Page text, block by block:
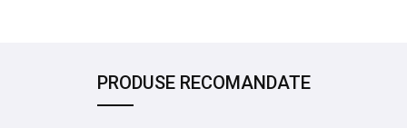
PRODUSE RECOMANDATE